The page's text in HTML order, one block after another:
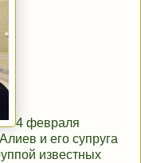
4 февраля
и его супруга
известных